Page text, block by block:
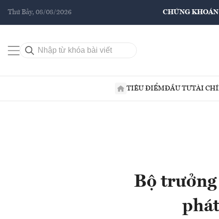
Thứ Bảy, 08/08/2026 CHỨNG KHOÁN
TIÊU ĐIỂMĐẦU TƯTÀI
Bộ trưởng